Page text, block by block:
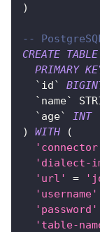
)
--
CREATE TABLE
PRIMARY
` id`
` name`
` age`
INT
)
WITH
(
'dialect-
'url'
=
'username'
'password'
'table-